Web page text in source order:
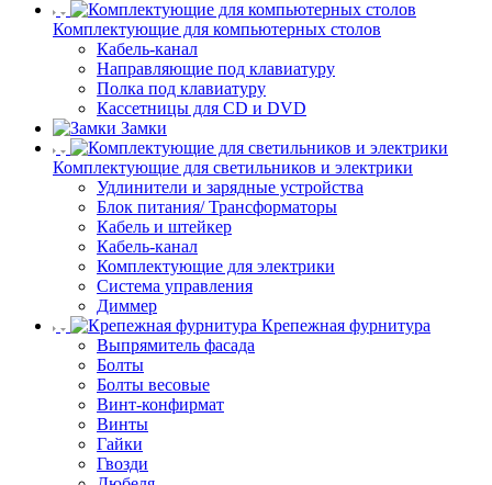
Комплектующие для компьютерных столов
Кабель-канал
Направляющие под клавиатуру
Полка под клавиатуру
Кассетницы для CD и DVD
Замки
Комплектующие для светильников и электрики
Удлинители и зарядные устройства
Блок питания/ Трансформаторы
Кабель и штейкер
Кабель-канал
Комплектующие для электрики
Система управления
Диммер
Крепежная фурнитура
Выпрямитель фасада
Болты
Болты весовые
Винт-конфирмат
Винты
Гайки
Гвозди